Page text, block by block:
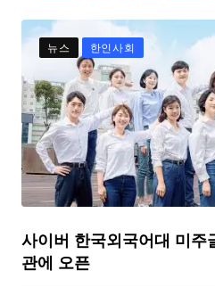
뉴스 한인사회
사이버 한국외국어대 미주
관에 오픈